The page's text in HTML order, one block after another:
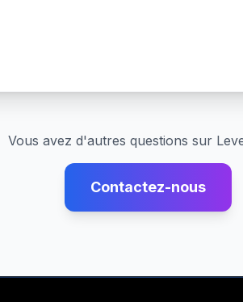
Vous avez d'autres questions sur
Contactez-nous